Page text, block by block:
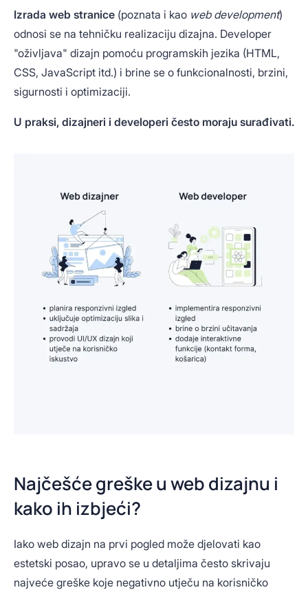
Izrada web stranice (poznata i kao web development)
odnosi se na tehničku realizaciju dizajna. Developer
"oživljava" dizajn pomoću programskih jezika (HTML,
CSS, JavaScript itd.) i brine se o funkcionalnosti, brzini,
sigurnosti i optimizaciji.
U praksi, dizajneri i developeri često moraju surađivati.
Najčešće greške u web dizajnu i
kako ih izbjeći?
Iako web dizajn na prvi pogled može djelovati kao
estetski posao, upravo se u detaljima često skrivaju
najveće greške koje negativno utječu na korisničko